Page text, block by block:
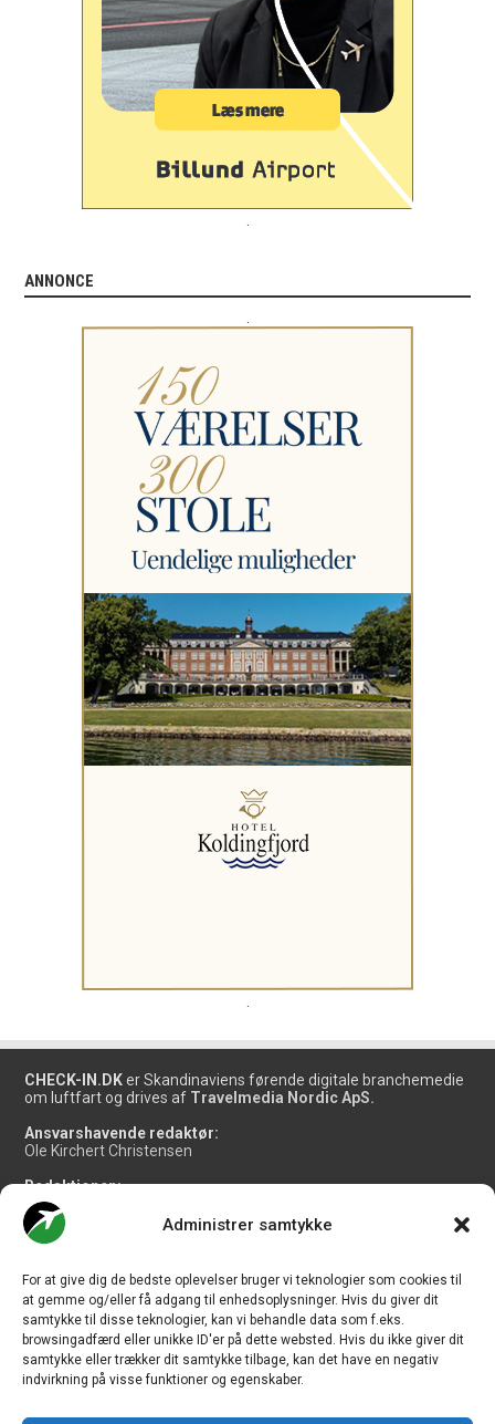
Administrer samtykke
For at give dig de bedste oplevelser bruger vi teknologier som cookies til
at gemme og/eller få adgang til enhedsoplysninger. Hvis du giver dit
samtykke til disse teknologier, kan vi behandle data som f.eks.
browsingadfærd eller unikke ID'er på dette websted. Hvis du ikke giver dit
samtykke eller trækker dit samtykke tilbage, kan det have en negativ
indvirkning på visse funktioner og egenskaber.
ANNONCE
CHECK-IN.DK er Skandinaviens førende digitale branchemedie
om luftfart og drives af Travelmedia Nordic ApS.
Ansvarshavende redaktør:
Ole Kirchert Christensen
Redaktionen:
Christian Granhøj Skouboe
Henrik Baumgarten
Danny Longhi Andreasen
Salg og jobannoncer:
salg@travelmedianordic.com
Vi tager ansvar for indholdet og er tilmeldt